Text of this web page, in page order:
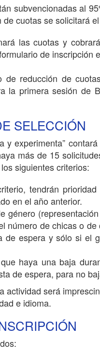
subvencionadas al
cuotas se solicitará
las cuotas y
de inscripción
de reducción de
la primera sesión de
SELECCIÓN
y experimenta”
más de 15
siguientes criterios:
tendrán
en el año anterior.
género
número de chicas o
de espera y sólo si el
haya una baja
de espera, para no
actividad será
e idioma.